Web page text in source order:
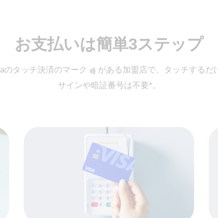
お支払いは簡単3ステップ
のタッチ決済のマーク
がある加盟店で、タッチするだ
サインや暗証番号は不要*。